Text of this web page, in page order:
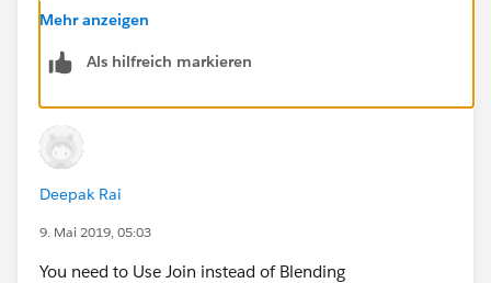
Mehr anzeigen
Als hilfreich markieren
Deepak Rai
9. Mai 2019, 05:03
You need to Use Join instead of Blending